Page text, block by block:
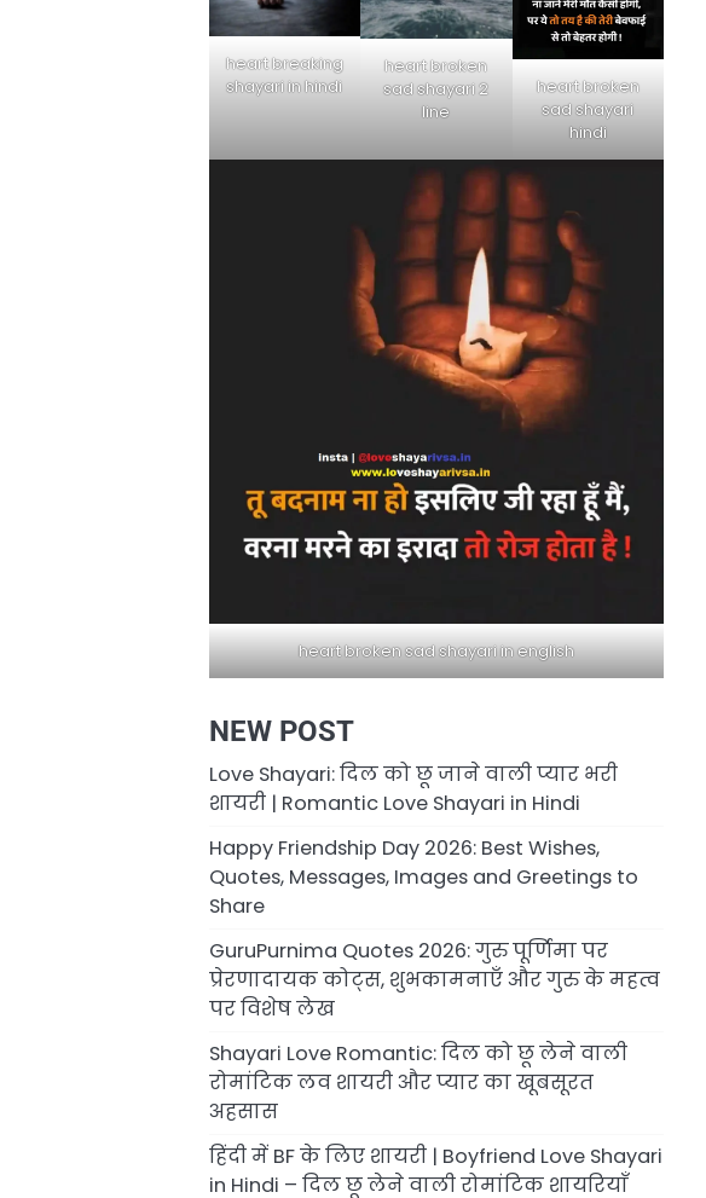
heart breaking
shayari in hindi
heart broken
sad shayari 2
line
heart broken
sad shayari
hindi
heart broken sad shayari in english
NEW POST
Love Shayari: दिल को छू जाने वाली प्यार भरी
शायरी | Romantic Love Shayari in Hindi
Happy Friendship Day 2026: Best Wishes,
Quotes, Messages, Images and Greetings to
Share
GuruPurnima Quotes 2026: गुरु पूर्णिमा पर
प्रेरणादायक कोट्स, शुभकामनाएँ और गुरु के महत्व
पर विशेष लेख
Shayari Love Romantic: दिल को छू लेने वाली
रोमांटिक लव शायरी और प्यार का खूबसूरत
अहसास
हिंदी में BF के लिए शायरी | Boyfriend Love Shayari
in Hindi – दिल छू लेने वाली रोमांटिक शायरियाँ